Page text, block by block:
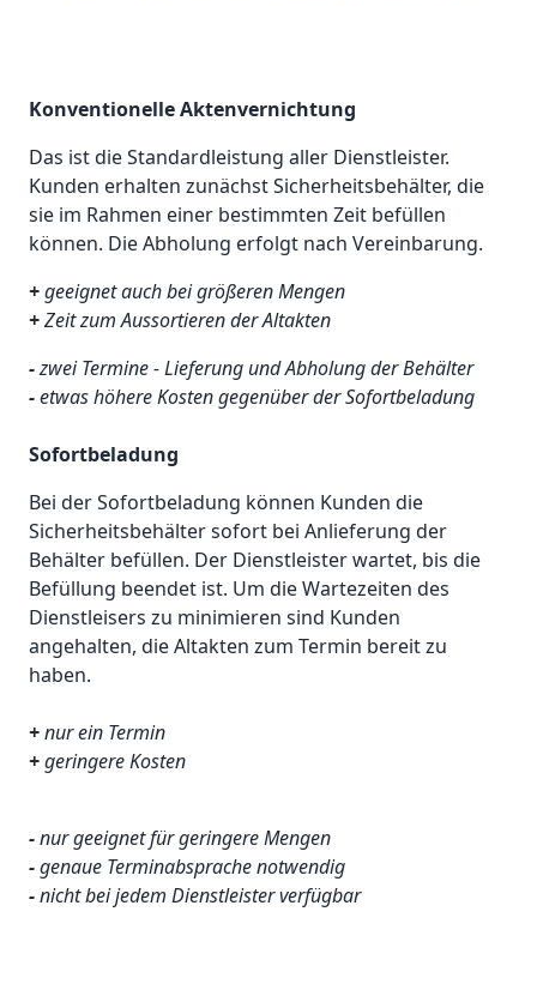
Konventionelle Aktenvernichtung
Das ist die Standardleistung aller Dienstleister.
Kunden erhalten zunächst Sicherheitsbehälter, die
sie im Rahmen einer bestimmten Zeit befüllen
können. Die Abholung erfolgt nach Vereinbarung.
+geeignet auch bei größeren Mengen
+Zeit zum Aussortieren der Altakten
-zwei Termine - Lieferung und Abholung der Behälter
-etwas höhere Kosten gegenüber der Sofortbeladung
Sofortbeladung
Bei der Sofortbeladung können Kunden die
Sicherheitsbehälter sofort bei Anlieferung der
Behälter befüllen. Der Dienstleister wartet, bis die
Befüllung beendet ist. Um die Wartezeiten des
Dienstleisers zu minimieren sind Kunden
angehalten, die Altakten zum Termin bereit zu
haben.
+nur ein Termin
+geringere Kosten
-nur geeignet für geringere Mengen
-genaue Terminabsprache notwendig
-nicht bei jedem Dienstleister verfügbar